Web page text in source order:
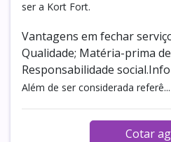
ser a Kort Fort.
Vantagens em fechar
Qualidade; Matéria-prima
Responsabilidade
Além de ser considerada referê...
Cotar